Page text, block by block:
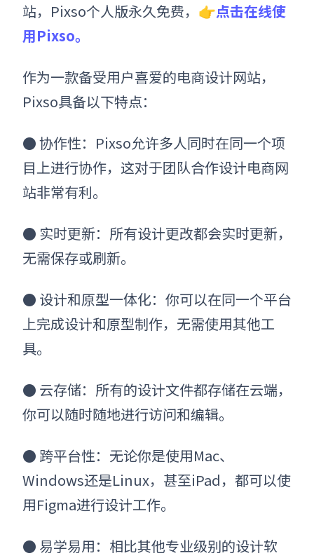
站，Pixso个人版永久免费，👉点击在线使
用Pixso。
作为一款备受用户喜爱的电商设计网站，
Pixso具备以下特点：
●协作性：Pixso允许多人同时在同一个项
目上进行协作，这对于团队合作设计电商网
站非常有利。
● 实时更新：所有设计更改都会实时更新，
无需保存或刷新。
● 设计和原型一体化：你可以在同一个平台
上完成设计和原型制作，无需使用其他工
具。
● 云存储：所有的设计文件都存储在云端，
你可以随时随地进行访问和编辑。
● 跨平台性：无论你是使用Mac、
Windows还是Linux，甚至iPad，都可以使
用Figma进行设计工作。
● 易学易用：相比其他专业级别的设计软